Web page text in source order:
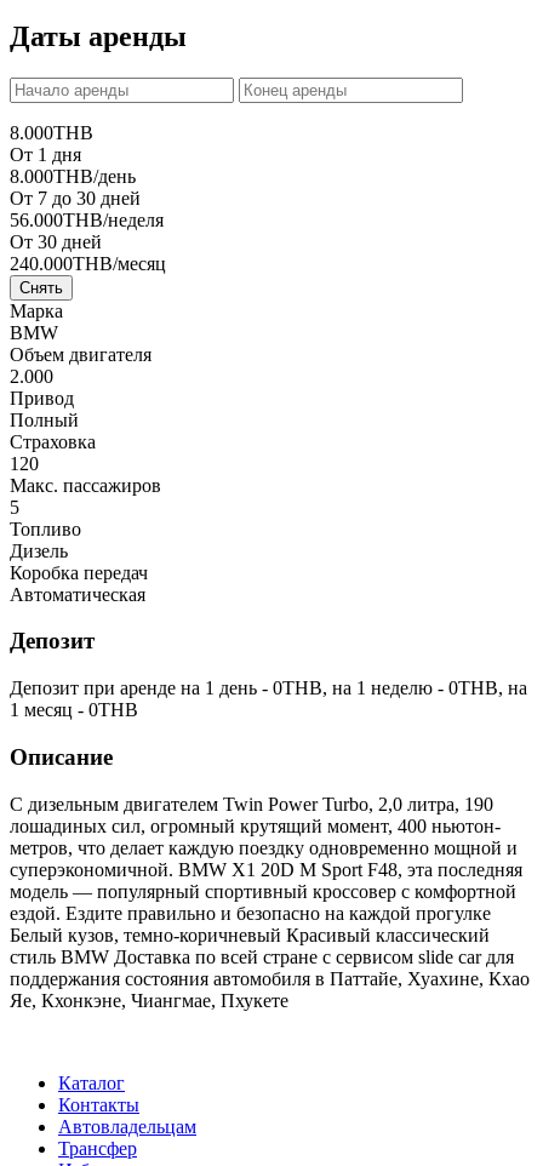
Даты аренды
8.000THB
От 1 дня
8.000THB/день
От 7 до 30 дней
56.000THB/неделя
От 30 дней
240.000THB/месяц
Снять
Марка
BMW
Объем двигателя
2.000
Привод
Полный
Страховка
120
Макс. пассажиров
5
Топливо
Дизель
Коробка передач
Автоматическая
Депозит
Депозит при аренде на 1 день - 0THB, на 1 неделю - 0THB, на
1 месяц - 0THB
Описание
С дизельным двигателем Twin Power Turbo, 2,0 литра, 190
лошадиных сил, огромный крутящий момент, 400 ньютон-
метров, что делает каждую поездку одновременно мощной и
суперэкономичной. BMW X1 20D M Sport F48, эта последняя
модель — популярный спортивный кроссовер с комфортной
ездой. Ездите правильно и безопасно на каждой прогулке
Белый кузов, темно-коричневый Красивый классический
стиль BMW Доставка по всей стране с сервисом slide car для
поддержания состояния автомобиля в Паттайе, Хуахине, Кхао
Яе, Кхонкэне, Чиангмае, Пхукете
Каталог
Контакты
Автовладельцам
Трансфер